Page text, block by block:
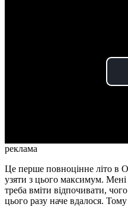
реклама
Це перше повноцінне літо в
узяти з цього максимум.
треба вміти відпочивати,
цього разу наче вдалося.